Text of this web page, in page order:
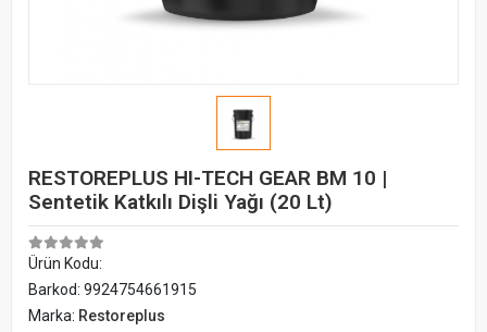
RESTOREPLUS HI-TECH GEAR BM 10 |
Sentetik Katkılı Dişli Yağı (20 Lt)
Ürün Kodu:
Barkod: 9924754661915
Marka: Restoreplus